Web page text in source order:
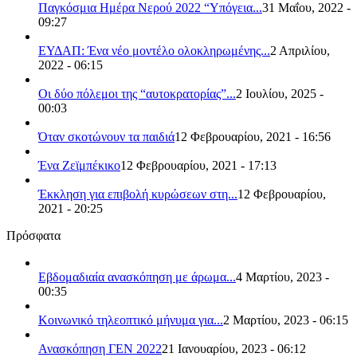
Παγκόσμια Ημέρα Νερού 2022 “Υπόγεια...31 Μαΐου, 2022 -
09:27
ΕΥΔΑΠ: Ένα νέο μοντέλο ολοκληρωμένης...2 Απριλίου,
2022 - 06:15
Οι δύο πόλεμοι της “αυτοκρατορίας”...2 Ιουλίου, 2025 -
00:03
Όταν σκοτώνουν τα παιδιά12 Φεβρουαρίου, 2021 - 16:56
Ένα Ζεϊμπέκικο12 Φεβρουαρίου, 2021 - 17:13
Έκκληση για επιβολή κυρώσεων στη...12 Φεβρουαρίου,
2021 - 20:25
Πρόσφατα
Εβδομαδιαία ανασκόπηση με άρωμα...4 Μαρτίου, 2023 -
00:35
Κοινωνικό τηλεοπτικό μήνυμα για...2 Μαρτίου, 2023 - 06:15
Ανασκόπηση ΓΕΝ 202221 Ιανουαρίου, 2023 - 06:12